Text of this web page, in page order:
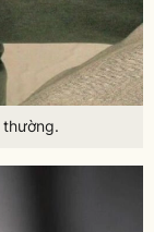
thường.